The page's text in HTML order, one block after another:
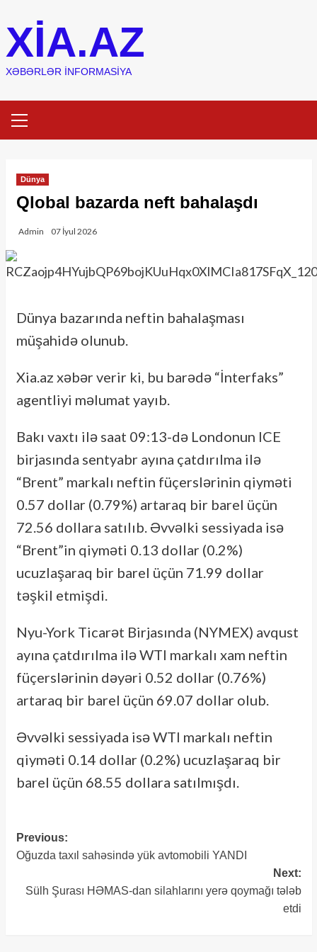
to
content
XIA.AZ
XƏBƏRLƏR INFORMASIYA
Menu
Dünya
Qlobal bazarda neft bahalaşdı
Admin 07 İyul 2026
Dünya bazarında neftin bahalaşması
müşahidə olunub.
Xia.az xəbər verir ki, bu barədə “İnterfaks”
agentliyi məlumat yayıb.
Bakı vaxtı ilə saat 09:13-də Londonun ICE
birjasında sentyabr ayına çatdırılma ilə
“Brent” markalı neftin füçerslərinin qiyməti
0.57 dollar (0.79%) artaraq bir barel üçün
72.56 dollara satılıb. Əvvəlki sessiyada isə
“Brent”in qiyməti 0.13 dollar (0.2%)
ucuzlaşaraq bir barel üçün 71.99 dollar
təşkil etmişdi.
Nyu-York Ticarət Birjasında (NYMEX) avqust
ayına çatdırılma ilə WTI markalı xam neftin
füçerslərinin dəyəri 0.52 dollar (0.76%)
artaraq bir barel üçün 69.07 dollar olub.
Əvvəlki sessiyada isə WTI markalı neftin
qiyməti 0.14 dollar (0.2%) ucuzlaşaraq bir
barel üçün 68.55 dollara satılmışdı.
Post
Previous:
Oğuzda taxıl sahəsində yük avtomobili YANDI
Next:
Sülh Şurası HƏMAS-dan silahlarını yerə qoymağı tələb
etdi